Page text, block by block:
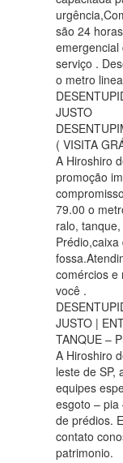
são 24
emergencial
serviço .
o metro
JUSTO
( VISITA
A Hiroshiro
promoção
79.00 o
ralo,
comércios e
você .
JUSTO |
TANQUE –
A Hiroshiro
leste de SP,
equipes
esgoto –
de prédios.
contato
patrimonio.